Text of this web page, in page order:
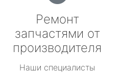
Ремонт
запчастями от
производителя
Наши специалисты